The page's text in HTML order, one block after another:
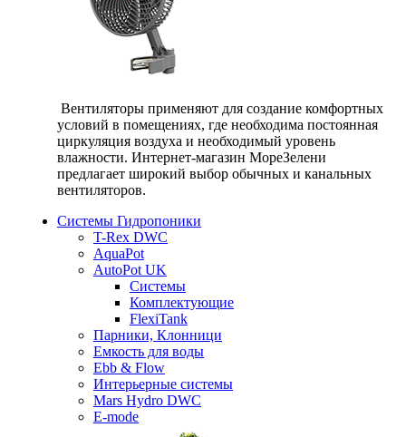
Вентиляторы применяют для создание комфортных
условий в помещениях, где необходима постоянная
циркуляция воздуха и необходимый уровень
влажности. Интернет-магазин МореЗелени
предлагает широкий выбор обычных и канальных
вентиляторов.
Системы Гидропоники
T-Rex DWC
AquaPot
AutoPot UK
Системы
Комплектующие
FlexiTank
Парники, Клонници
Емкость для воды
Ebb & Flow
Интерьерные системы
Mars Hydro DWC
E-mode